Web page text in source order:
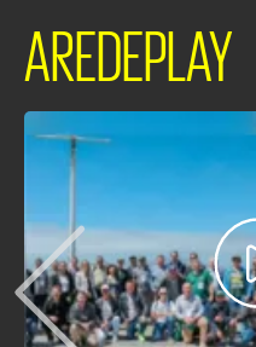
AREDEPLAY